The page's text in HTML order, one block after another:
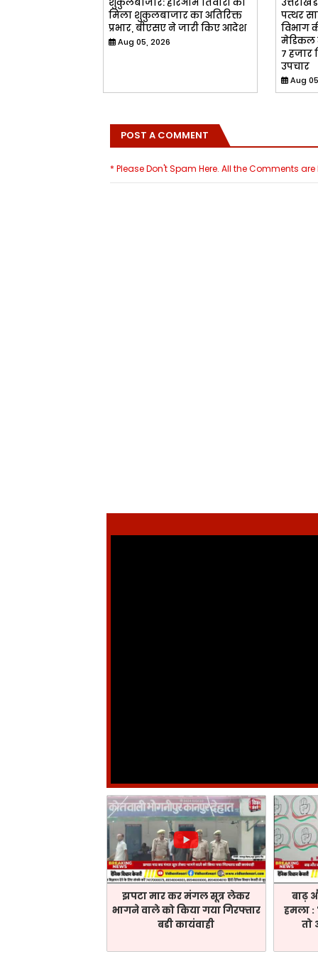
मिला शुकुलबाजार का अतिरिक्त
प्रभार, बीएसए ने जारी किए आदेश
Aug 05, 2026
पत्थर
विभाग
मेडिकल
7 हजार
उपचार
Aug
POST A COMMENT
* Please Don't Spam Here. All the Comments
झपटा मार कर मंगल सूत्र लेकर
भागने वाले को किया गया गिरफ्तार
बडी कायंवाही
बाढ़
हमला :
तो